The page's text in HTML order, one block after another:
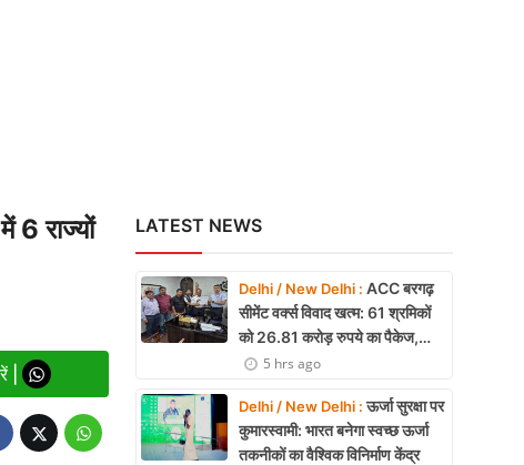
6 राज्यों
|
LATEST NEWS
Delhi / New Delhi : ACC बरगढ़
सीमेंट वर्क्स विवाद खत्म: 61 श्रमिकों
को 26.81 करोड़ रुपये का पैकेज,
समझौते पर मुहर
5 hrs ago
Delhi / New Delhi :ऊर्जा सुरक्षा पर
कुमारस्वामी: भारत बनेगा स्वच्छ ऊर्जा
तकनीकों का वैश्विक विनिर्माण केंद्र